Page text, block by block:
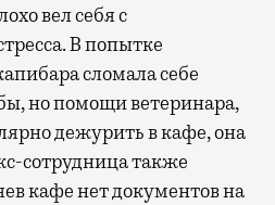
вел себя с
В попытке
сломала себе
но помощи ветеринара,
дежурить в кафе, она
сотрудница также
кафе нет документов на